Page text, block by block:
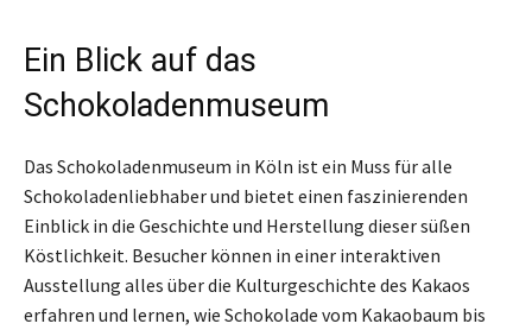
Ein Blick auf das
Schokoladenmuseum
Das Schokoladenmuseum in Köln ist ein Muss für alle
Schokoladenliebhaber und bietet einen faszinierenden
Einblick in die Geschichte und Herstellung dieser süßen
Köstlichkeit. Besucher können in einer interaktiven
Ausstellung alles über die Kulturgeschichte des Kakaos
erfahren und lernen, wie Schokolade vom Kakaobaum bis